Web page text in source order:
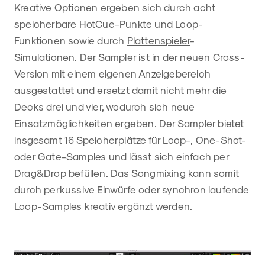
Kreative Optionen ergeben sich durch acht
speicherbare HotCue-Punkte und Loop-
Funktionen sowie durch Plattenspieler-
Simulationen. Der Sampler ist in der neuen Cross-
Version mit einem eigenen Anzeigebereich
ausgestattet und ersetzt damit nicht mehr die
Decks drei und vier, wodurch sich neue
Einsatzmöglichkeiten ergeben. Der Sampler bietet
insgesamt 16 Speicherplätze für Loop-, One-Shot-
oder Gate-Samples und lässt sich einfach per
Drag&Drop befüllen. Das Songmixing kann somit
durch perkussive Einwürfe oder synchron laufende
Loop-Samples kreativ ergänzt werden.